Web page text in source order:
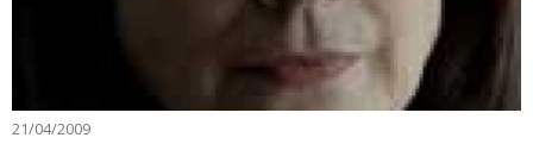
21/04/2009